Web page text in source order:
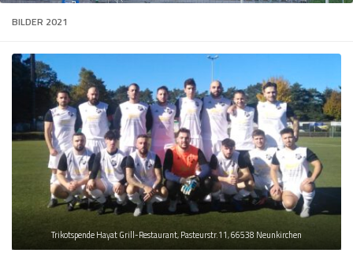
BILDER 2021
Trikotspende Hayat Grill-Restaurant, Pasteurstr.11, 66538 Neunkirchen